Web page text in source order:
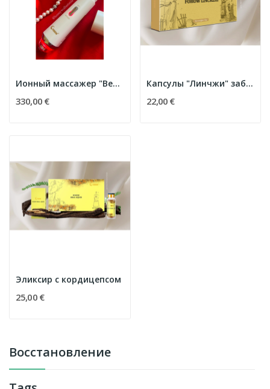
Восстановление
Ионный массажер "Beauty Devise" для лица
330,00 €
Капсулы "Линчжи" заботы о здоровье головного мозга
22,00 €
Эликсир c кордицепсом
25,00 €